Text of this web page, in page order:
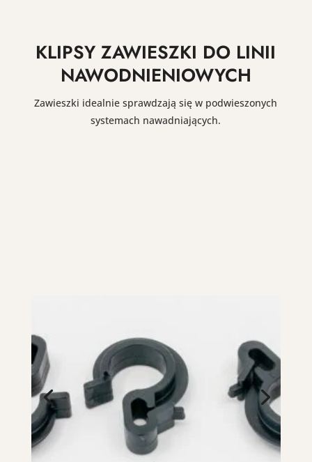
KLIPSY ZAWIESZKI DO LINII
NAWODNIENIOWYCH
Zawieszki idealnie sprawdzają się w podwieszonych
systemach nawadniających.